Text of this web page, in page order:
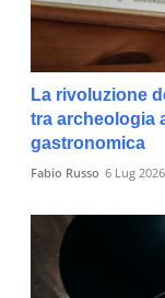
La rivoluzione
tra archeologia
gastronomica
Fabio Russo 6 Lug